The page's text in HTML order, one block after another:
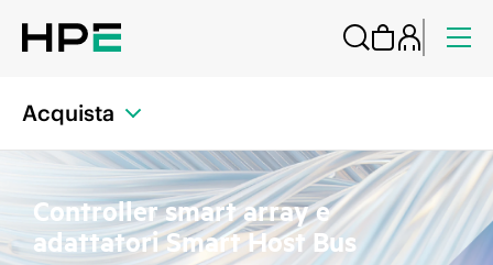
Acquista
Controller smart array e
adattatori Smart Host Bus